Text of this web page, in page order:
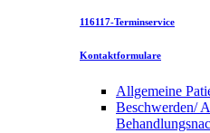
116117-Terminservice
Kontaktformulare
Allgemeine
Beschwerden/